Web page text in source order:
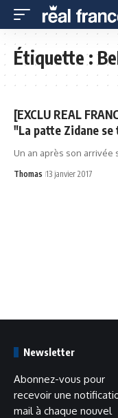
Étiquette :
[EXCLU REAL
"La patte Zidane
Un an après son
Thomas 13 janvier 2017
Newsletter
Abonnez-vous pour
recevoir une
mail à chaque nouvel